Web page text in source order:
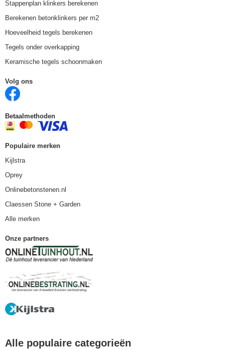
Stappenplan klinkers berekenen
Berekenen betonklinkers per m2
Hoeveelheid tegels berekenen
Tegels onder overkapping
Keramische tegels schoonmaken
Volg ons
Betaalmethoden
Populaire merken
Kijlstra
Oprey
Onlinebetonstenen.nl
Claessen Stone + Garden
Alle merken
Onze partners
Alle populaire categorieën